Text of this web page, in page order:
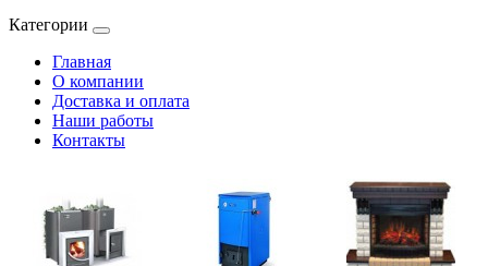
Категории
Главная
О компании
Доставка и оплата
Наши работы
Контакты